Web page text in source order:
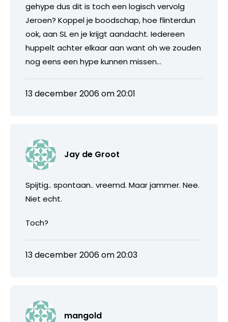
gehype dus dit is toch een logisch vervolg
Jeroen? Koppel je boodschap, hoe flinterdun
ook, aan SL en je krijgt aandacht. Iedereen
huppelt achter elkaar aan want oh we zouden
nog eens een hype kunnen missen…
13 december 2006 om 20:01
Jay de Groot
Spijtig.. spontaan.. vreemd. Maar jammer. Nee.
Niet echt.
Toch?
13 december 2006 om 20:03
mangold